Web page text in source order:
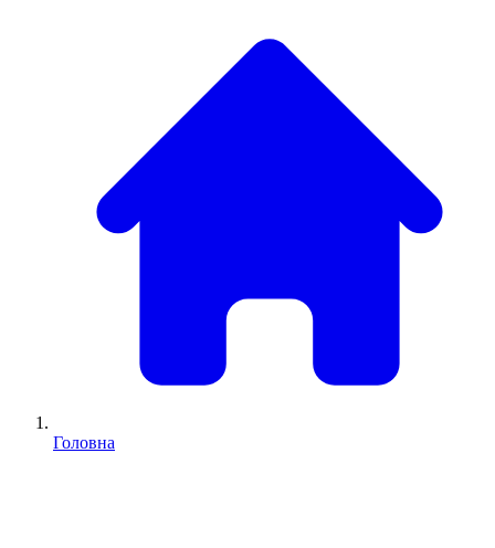
Головна